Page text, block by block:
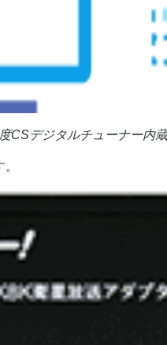
CSデジタルチューナー内